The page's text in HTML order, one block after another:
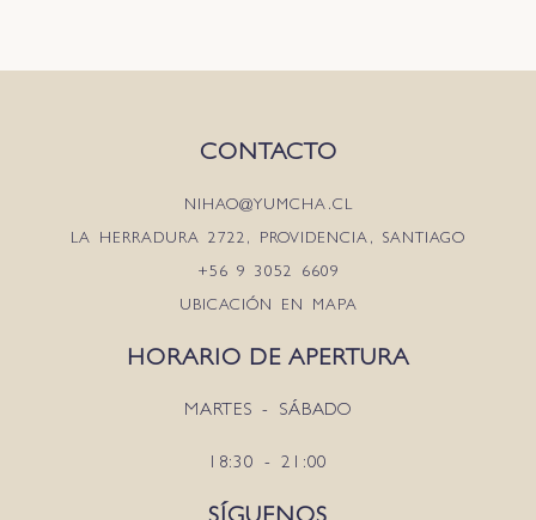
CONTACTO
NIHAO@YUMCHA.CL
LA HERRADURA 2722, PROVIDENCIA, SANTIAGO
+56 9 3052 6609
UBICACIÓN EN MAPA
HORARIO DE APERTURA
MARTES - SÁBADO
18:30 - 21:00